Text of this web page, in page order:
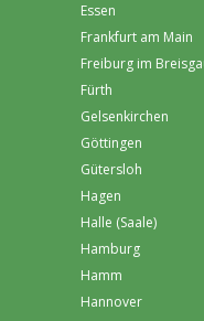
Essen
Frankfurt am Main
Freiburg im
Fürth
Gelsenkirchen
Göttingen
Gütersloh
Hagen
Halle (Saale)
Hamburg
Hamm
Hannover